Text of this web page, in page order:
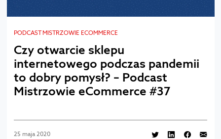
PODCAST MISTRZOWIE ECOMMERCE
Czy otwarcie sklepu
internetowego podczas pandemii
to dobry pomysł? – Podcast
Mistrzowie eCommerce #37
25 maja 2020